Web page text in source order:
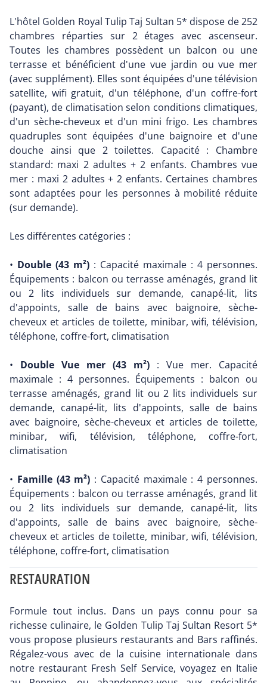
L'hôtel Golden Royal Tulip Taj Sultan 5* dispose de 252
chambres réparties sur 2 étages avec ascenseur.
Toutes les chambres possèdent un balcon ou une
terrasse et bénéficient d'une vue jardin ou vue mer
(avec supplément). Elles sont équipées d'une télévision
satellite, wifi gratuit, d'un téléphone, d'un coffre-fort
(payant), de climatisation selon conditions climatiques,
d'un sèche-cheveux et d'un mini frigo. Les chambres
quadruples sont équipées d'une baignoire et d'une
douche ainsi que 2 toilettes. Capacité : Chambre
standard: maxi 2 adultes + 2 enfants. Chambres vue
mer : maxi 2 adultes + 2 enfants. Certaines chambres
sont adaptées pour les personnes à mobilité réduite
(sur demande).
Les différentes catégories :
• Double (43 m²) : Capacité maximale : 4 personnes.
Équipements : balcon ou terrasse aménagés, grand lit
ou 2 lits individuels sur demande, canapé-lit, lits
d'appoints, salle de bains avec baignoire, sèche-
cheveux et articles de toilette, minibar, wifi, télévision,
téléphone, coffre-fort, climatisation
• Double Vue mer (43 m²) : Vue mer. Capacité
maximale : 4 personnes. Équipements : balcon ou
terrasse aménagés, grand lit ou 2 lits individuels sur
demande, canapé-lit, lits d'appoints, salle de bains
avec baignoire, sèche-cheveux et articles de toilette,
minibar, wifi, télévision, téléphone, coffre-fort,
climatisation
• Famille (43 m²) : Capacité maximale : 4 personnes.
Équipements : balcon ou terrasse aménagés, grand lit
ou 2 lits individuels sur demande, canapé-lit, lits
d'appoints, salle de bains avec baignoire, sèche-
cheveux et articles de toilette, minibar, wifi, télévision,
téléphone, coffre-fort, climatisation
RESTAURATION
Formule tout inclus. Dans un pays connu pour sa
richesse culinaire, le Golden Tulip Taj Sultan Resort 5*
vous propose plusieurs restaurants and Bars raffinés.
Régalez-vous avec de la cuisine internationale dans
notre restaurant Fresh Self Service, voyagez en Italie